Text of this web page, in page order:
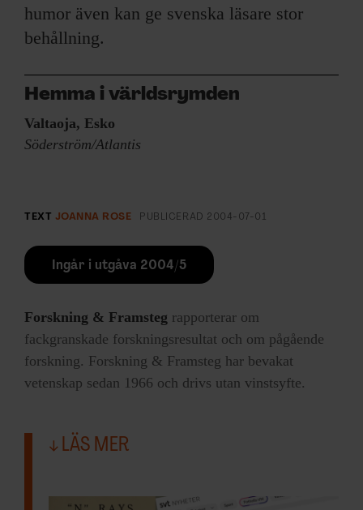
humor även kan ge svenska läsare stor
behållning.
Hemma i världsrymden
Valtaoja, Esko
Söderström/Atlantis
TEXT JOANNA ROSE PUBLICERAD 2004-07-01
Ingår i utgåva 2004/5
Forskning & Framsteg rapporterar om
fackgranskade forskningsresultat och om pågående
forskning. Forskning & Framsteg har bevakat
vetenskap sedan 1966 och drivs utan vinstsyfte.
LÄS MER